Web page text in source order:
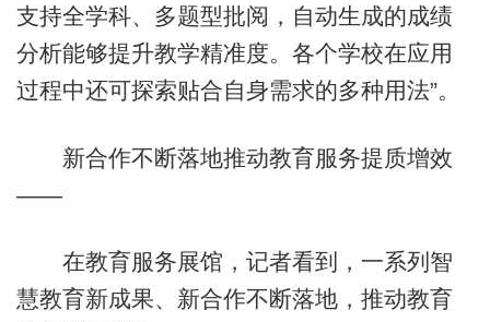
支持全学科、多题型批阅，自动生成的成绩
分析能够提升教学精准度。各个学校在应用
过程中还可探索贴合自身需求的多种用法”。
新合作不断落地推动教育服务提质增效
——
在教育服务展馆，记者看到，一系列智
慧教育新成果、新合作不断落地，推动教育